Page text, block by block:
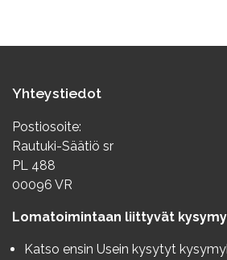
Yhteystiedot
Postiosoite:
Rautuki-Säätiö sr
PL 488
00096 VR
Lomatoimintaan liittyvät
Katso ensin Usein kysytyt